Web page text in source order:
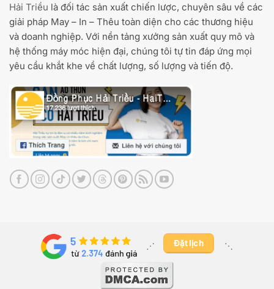
Hải Triều là đối tác sản xuất chiến lược, chuyên sâu về các
giải pháp May – In – Thêu toàn diện cho các thương hiệu
và doanh nghiệp. Với nền tảng xưởng sản xuất quy mô và
hệ thống máy móc hiện đại, chúng tôi tự tin đáp ứng mọi
yêu cầu khắt khe về chất lượng, số lượng và tiến độ.
⋰ ​ Đặt lịch ⋱